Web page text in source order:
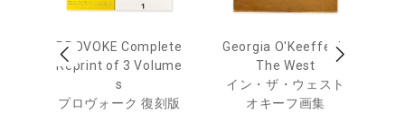
PROVOKE Complete
Reprint of 3 Volume
s
プロヴォーク 復刻版
Georgia O'Keeffe: In
The West
イン・ザ・ウェスト
オキーフ画集